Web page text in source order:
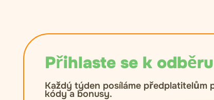
Přihlaste se k
Každý týden posíláme předplatitelům
kódy a bonusy.